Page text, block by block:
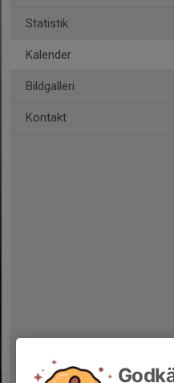
Statistik
Kalender
Bildgalleri
Kontakt